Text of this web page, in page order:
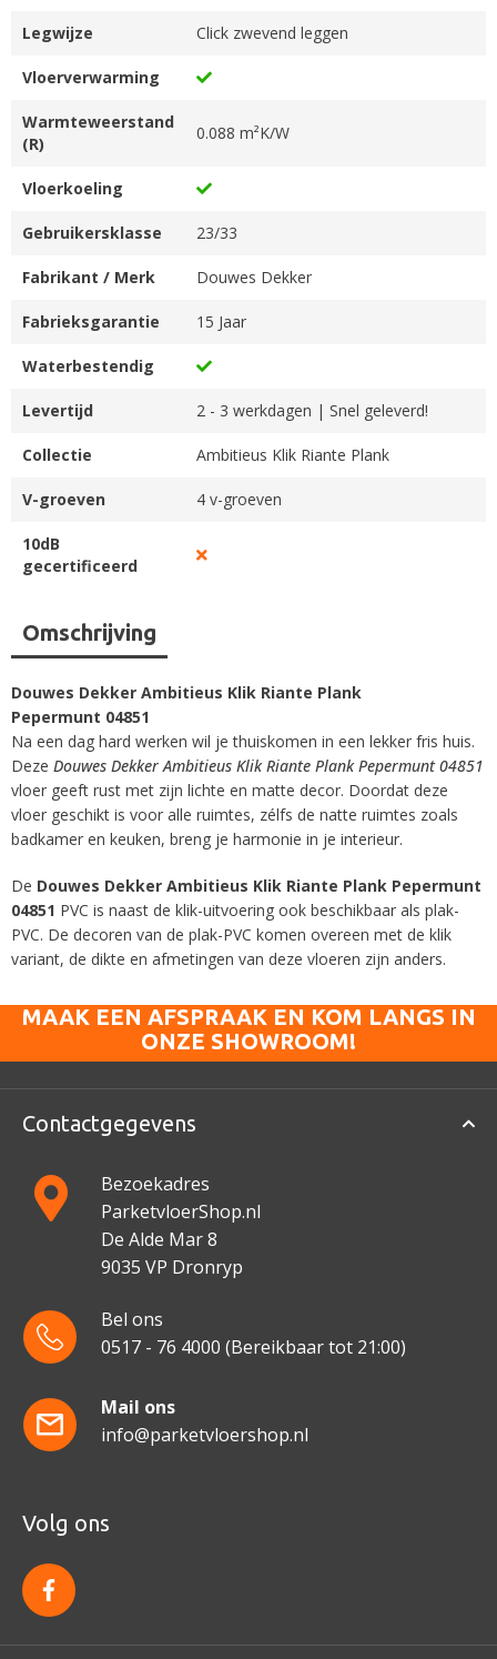
Omschrijving
Douwes Dekker Ambitieus Klik Riante Plank
Pepermunt 04851
Na een dag hard werken wil je thuiskomen in een lekker fris huis.
Deze Douwes Dekker Ambitieus Klik Riante Plank Pepermunt 04851
vloer geeft rust met zijn lichte en matte decor. Doordat deze
vloer geschikt is voor alle ruimtes, zélfs de natte ruimtes zoals
badkamer en keuken, breng je harmonie in je interieur.
De Douwes Dekker Ambitieus Klik Riante Plank Pepermunt
04851 PVC is naast de klik-uitvoering ook beschikbaar als plak-
PVC. De decoren van de plak-PVC komen overeen met de klik
variant, de dikte en afmetingen van deze vloeren zijn anders.
Legwijze Click zwevend leggen
Vloerverwarming
Warmteweerstand
(R)
0.088 m²K/W
Vloerkoeling
Gebruikersklasse 23/33
Fabrikant / Merk Douwes Dekker
Fabrieksgarantie 15 Jaar
Waterbestendig
Levertijd 2 - 3 werkdagen | Snel geleverd!
Collectie Ambitieus Klik Riante Plank
V-groeven 4 v-groeven
10dB
gecertificeerd
MAAK EEN AFSPRAAK EN KOM LANGS IN
ONZE SHOWROOM!
Contactgegevens
Bezoekadres
ParketvloerShop.nl
De Alde Mar 8
9035 VP Dronryp
Bel ons
0517 - 76 4000 (Bereikbaar tot 21:00)
Mail ons
info@parketvloershop.nl
Volg ons
f
a
c
e